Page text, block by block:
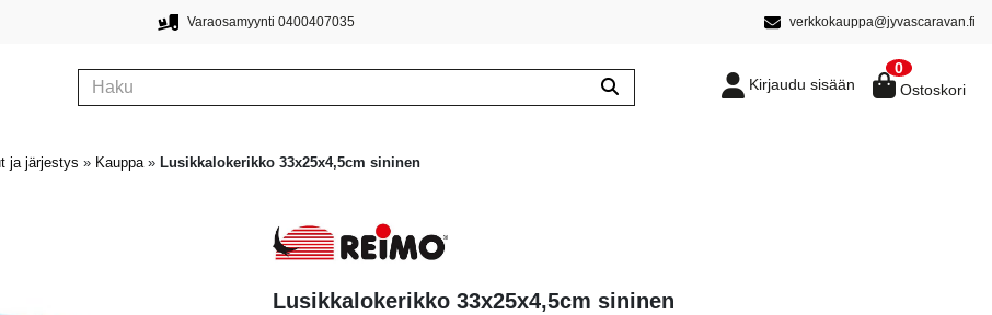
Varaosamyynti 0400407035 verkkokauppa@jyvascaravan.fi
Kirjaudu sisään
0
Ostoskori
ja järjestys » Kauppa» Lusikkalokerikko 33x25x4,5cm sininen
Lusikkalokerikko 33x25x4,5cm sininen